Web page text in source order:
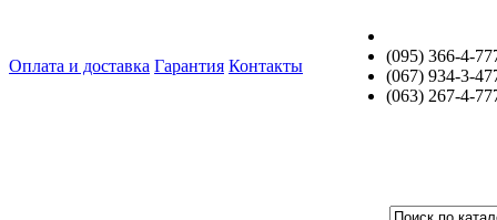
Оплата и доставка Гарантия Контакты
(095) 366-4-
(067) 934-3-
(063) 267-4-